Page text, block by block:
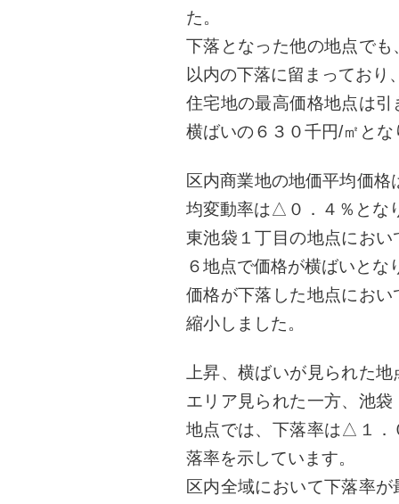
た。
下落となった他の地点で
以内の下落に留まっており
住宅地の最高価格地点は
横ばいの６３０千円/㎡とな
区内商業地の地価平均価
均変動率は△０．４％とな
東池袋１丁目の地点にお
６地点で価格が横ばいとな
価格が下落した地点にお
縮小しました。
上昇、横ばいが見られた
エリア見られた一方、池
地点では、下落率は△１．
落率を示しています。
区内全域において下落率